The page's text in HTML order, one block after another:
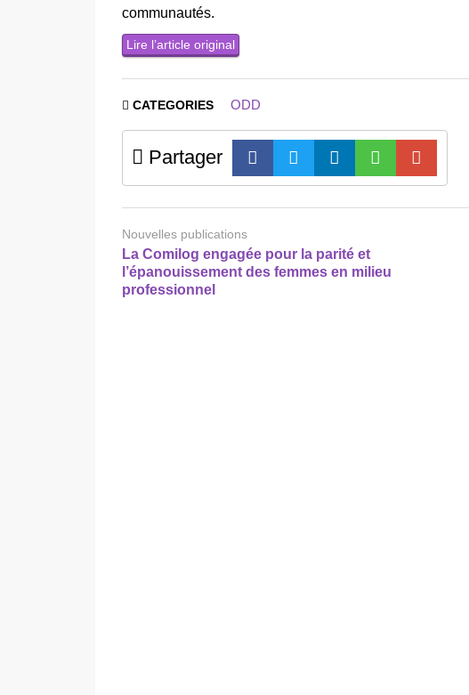
communautés.
Lire l’article original
CATEGORIES ODD
Partager
Nouvelles publications
La Comilog engagée pour la parité et
l’épanouissement des femmes en milieu
professionnel